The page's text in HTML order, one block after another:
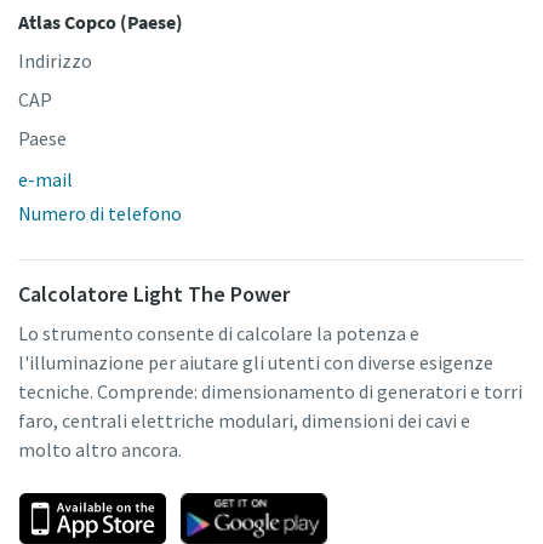
Atlas Copco (Paese)
Indirizzo
CAP
Paese
e-mail
Numero di telefono
Calcolatore Light The Power
Lo strumento consente di calcolare la potenza e
l'illuminazione per aiutare gli utenti con diverse esigenze
tecniche. Comprende: dimensionamento di generatori e torri
faro, centrali elettriche modulari, dimensioni dei cavi e
molto altro ancora.